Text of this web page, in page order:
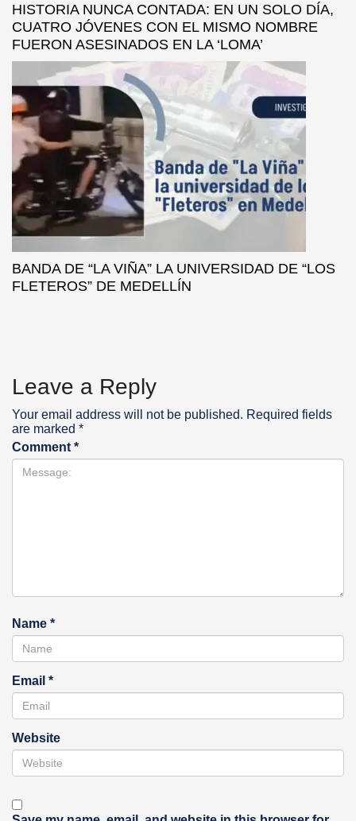
HISTORIA NUNCA CONTADA: EN UN SOLO DÍA,
CUATRO JÓVENES CON EL MISMO NOMBRE
FUERON ASESINADOS EN LA ‘LOMA’
BANDA DE “LA VIÑA” LA UNIVERSIDAD DE “LOS
FLETEROS” DE MEDELLÍN
Leave a Reply
Your email address will not be published. Required fields
are marked *
Comment *
Name *
Email *
Website